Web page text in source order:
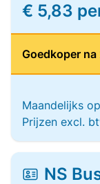
€ 5,83
Goedkoper
Maandelijks
Prijzen excl.
NS